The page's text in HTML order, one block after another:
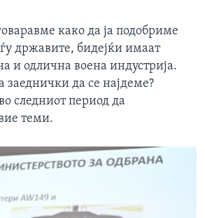
како да ја подобриме
државите, бидејќи имаат
и одлична воена индустрија.
да се најдеме?
следниот период да
теми.